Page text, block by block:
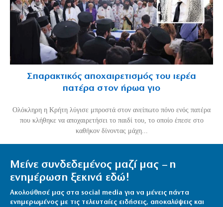
Σπαρακτικός αποχαιρετισμός του ιερέα
πατέρα στον ήρωα γιο
Ολόκληρη η Κρήτη λύγισε μπροστά στον ανείπωτο πόνο ενός πατέρα
που κλήθηκε να αποχαιρετήσει το παιδί του, το οποίο έπεσε στο
καθήκον δίνοντας μάχη...
Μείνε συνδεδεμένος μαζί μας – η
ενημέρωση ξεκινά εδώ!
Ακολούθησέ μας στα social media για να μένεις πάντα
ενημερωμένος με τις τελευταίες ειδήσεις, αποκαλύψεις και